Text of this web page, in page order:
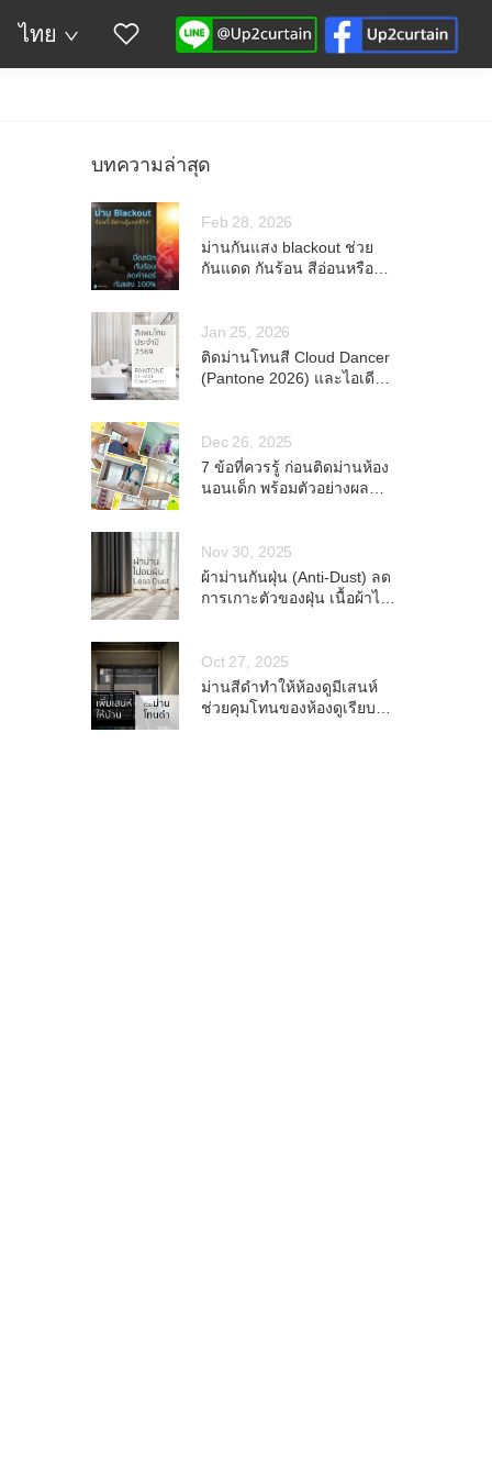
ไทย
บทความล่าสุด
Feb 28, 2026
ม่านกันแสง blackout ช่วย
กันแดด กันร้อน สีอ่อนหรือ
Jan 25, 2026
ติดม่านโทนสี Cloud Dancer
(Pantone 2026) และไอเดีย
Dec 26, 2025
7 ข้อที่ควรรู้ ก่อนติดม่านห้อง
นอนเด็ก พร้อมตัวอย่างผล
Nov 30, 2025
ผ้าม่านกันฝุ่น (Anti-Dust) ลด
การเกาะตัวของฝุ่น เนื้อผ้าไม่
Oct 27, 2025
ม่านสีดำทำให้ห้องดูมีเสนห์
ช่วยคุมโทนของห้องดูเรียบ